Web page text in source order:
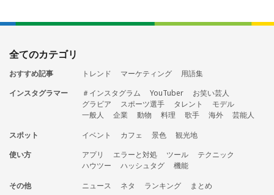
全てのカテゴリ
おすすめ記事 トレンド マーケティング
用語集
インスタグラマー
＃インスタグラム YouTuber
お笑い芸人
グラビア
スポーツ選手 タレント
モデル
一般人
企業 動物 料理 歌手 海外
芸能人
スポット
イベント カフェ 景色
観光地
使い方
アプリ エラーと対処 ツール
テクニック
ハウツー
ハッシュタグ
機能
その他
ニュース ネタ ランキング まとめ